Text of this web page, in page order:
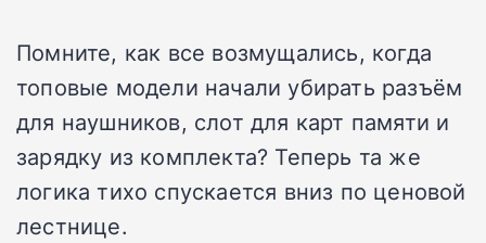
Помните, как все возмущались, когда
топовые модели начали убирать разъём
для наушников, слот для карт памяти и
зарядку из комплекта? Теперь та же
логика тихо спускается вниз по ценовой
лестнице.